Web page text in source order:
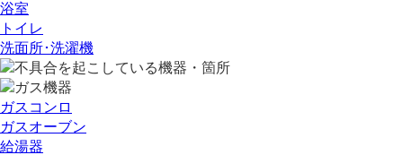
浴室
トイレ
洗面所･洗濯機
ガスコンロ
ガスオーブン
給湯器